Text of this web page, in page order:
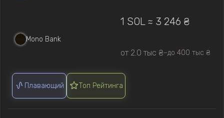
Mono Bank
1 SOL ≈ 3 246 ₴
от 2.0 тыс ₴—до 400 тыс ₴
Плавающий Топ Рейтинга